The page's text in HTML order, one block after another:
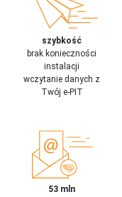
szybkość
brak konieczności
instalacji
wczytanie danych z
Twój e-PIT
53 mln